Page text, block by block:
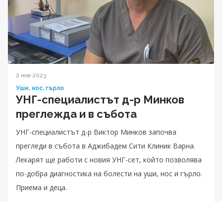
2 ное 2023
Уши, нос, гърло
УНГ-специалистът д-р Минков
преглежда и в събота
УНГ-специалистът д-р Виктор Минков започва
прегледи в събота в Аджибадем Сити Клиник Варна.
Лекарят ще работи с новия УНГ-сет, който позволява
по-добра диагностика на болести на уши, нос и гърло.
Приема и деца.